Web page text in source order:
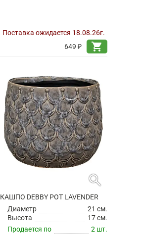
Поставка ожидается 18.08.26г.
649 ₽
shopping_cart
search
КАШПО DEBBY POT LAVENDER
Диаметр
21 см.
Высота
17 см.
Продается по
2 шт.